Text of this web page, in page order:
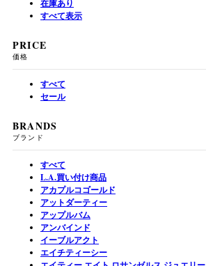
在庫あり
すべて表示
PRICE
価格
すべて
セール
BRANDS
ブランド
すべて
L.A.買い付け商品
アカプルコゴールド
アットダーティー
アップルバム
アンバインド
イーブルアクト
エイチティーシー